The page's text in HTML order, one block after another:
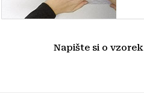
Napište si o vzorek